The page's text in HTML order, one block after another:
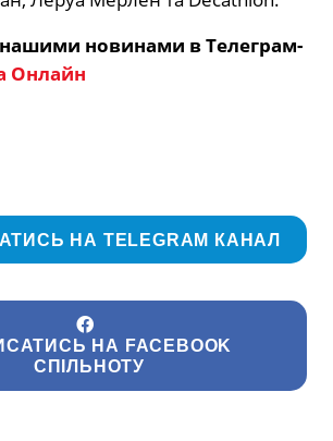
нашими новинами в Телеграм-
Онлайн
НА TELEGRAM КАНАЛ
НА FACEBOOK
СПІЛЬНОТУ